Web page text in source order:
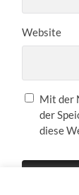
Website
Mit der
der
diese